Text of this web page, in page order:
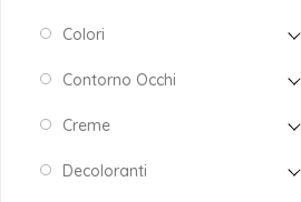
Colori
Contorno Occhi
Creme
Decoloranti